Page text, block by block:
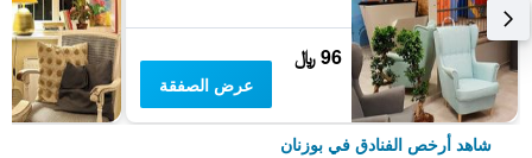
96 ﷼
عرض الصفقة
شاهد أرخص الفنادق في بوزنان